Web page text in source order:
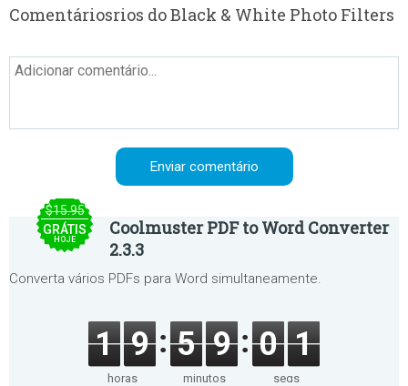
Comentáriosrios do Black & White Photo Filters
$15.95
GRÁTIS
HOJE
Coolmuster PDF to Word Converter
2.3.3
Converta vários PDFs para Word simultaneamente.
1 9
horas
5 9
minutos
0 1
segs